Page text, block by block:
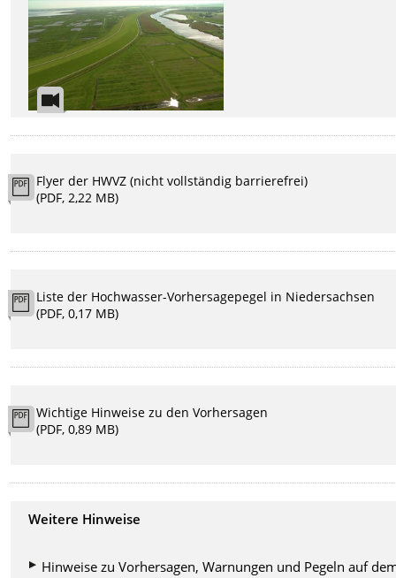
Flyer der HWVZ (nicht vollständig barrierefrei)
(PDF, 2,22 MB)
Liste der Hochwasser-Vorhersagepegel in Niedersachsen
(PDF, 0,17 MB)
Wichtige Hinweise zu den Vorhersagen
(PDF, 0,89 MB)
Weitere Hinweise
Hinweise zu Vorhersagen, Warnungen und Pegeln auf